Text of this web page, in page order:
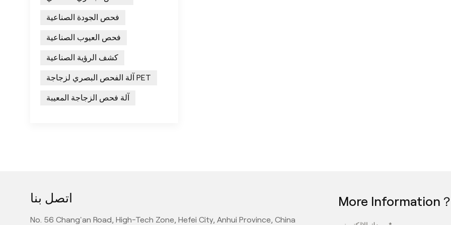
فحص الجودة الصناعية
فحص العيوب الصناعية
كشف الرؤية الصناعية
آلة الفحص البصري لزجاجة PET
آلة فحص الزجاجة المعيبة
اتصل بنا
No. 56 Chang'an Road, High-Tech Zone, Hefei City, Anhui Province, China
More Information